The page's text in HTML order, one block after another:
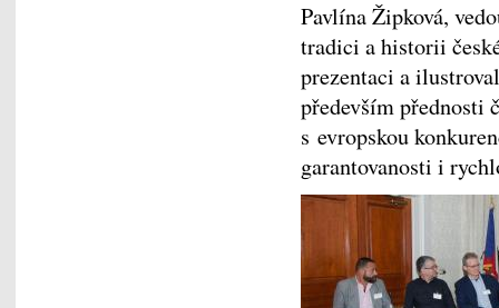
Pavlína Žipková,
tradici a historii
prezentaci a
především přednosti
s evropskou
garantovanosti i